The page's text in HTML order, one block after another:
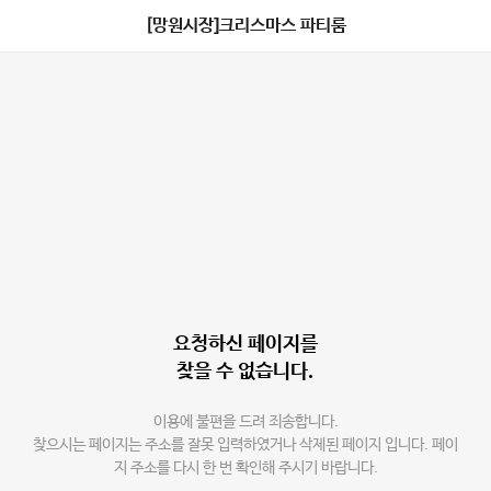
[망원시장]크리스마스 파티룸
요청하신 페이지를
찾을 수 없습니다.
이용에 불편을 드려 죄송합니다.
찾으시는 페이지는 주소를 잘못 입력하였거나 삭제된 페이지 입니다. 페이
지 주소를 다시 한 번 확인해 주시기 바랍니다.